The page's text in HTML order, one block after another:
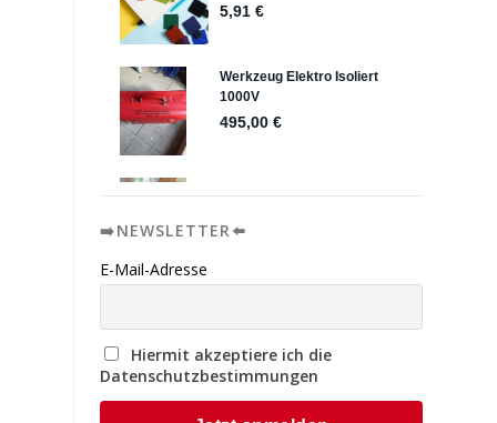
➡️NEWSLETTER⬅️
E-Mail-Adresse
Hiermit akzeptiere ich die
Datenschutzbestimmungen